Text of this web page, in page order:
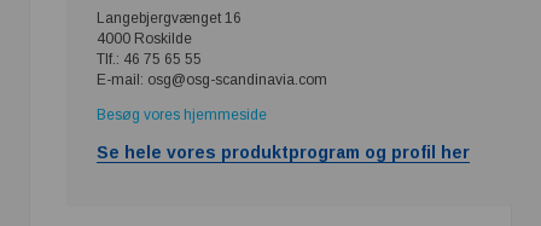
Langebjergvænget 16
4000 Roskilde
Tlf.: 46 75 65 55
E-mail: osg@osg-scandinavia.com
Besøg vores hjemmeside
Se hele vores produktprogram og profil her